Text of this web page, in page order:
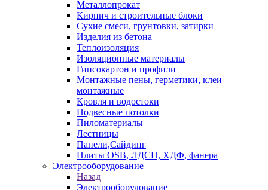
Металлопрокат
Кирпич и строительные блоки
Сухие смеси, грунтовки, затирки
Изделия из бетона
Теплоизоляция
Изоляционные материалы
Гипсокартон и профили
Монтажные пены, герметики, клеи
монтажные
Кровля и водостоки
Подвесные потолки
Пиломатериалы
Лестницы
Панели,Сайдинг
Плиты OSB, ЛДСП, ХДФ, фанера
Электрооборудование
Назад
Электрооборудование